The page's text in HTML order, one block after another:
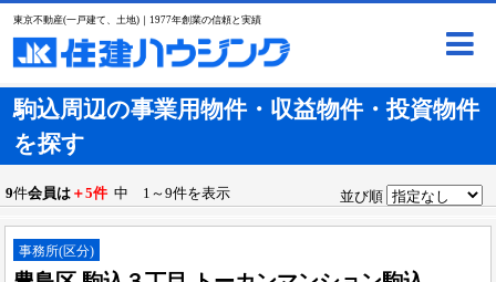
東京不動産(一戸建て、土地)｜1977年創業の信頼と実績
駒込周辺の事業用物件・収益物件・投資物件
を探す
9件会員は ＋5件 中 1～9件を表示 並び順
事務所(区分)